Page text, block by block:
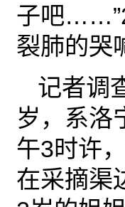
子吧
裂肺的哭
记者调
岁，系洛
午3时许
在采摘渠